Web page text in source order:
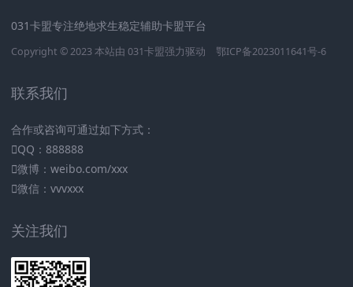
031卡盟专注绝地求生稳定辅助卡盟平台
Copyright © 2023 本站由 031卡盟强力驱动 鄂ICP备2023011641号-6
联系我们
合作或咨询可通过如下方式：
QQ：888888
微博：weibo.com/xxx
微信：vvvxxx
关注我们